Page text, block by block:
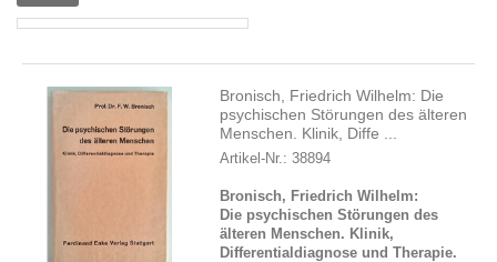
Bronisch, Friedrich Wilhelm: Die
psychischen Störungen des älteren
Menschen. Klinik, Diffe ...
Artikel-Nr.: 38894
Bronisch, Friedrich Wilhelm:
Die psychischen Störungen des
älteren Menschen. Klinik,
Differentialdiagnose und Therapie.